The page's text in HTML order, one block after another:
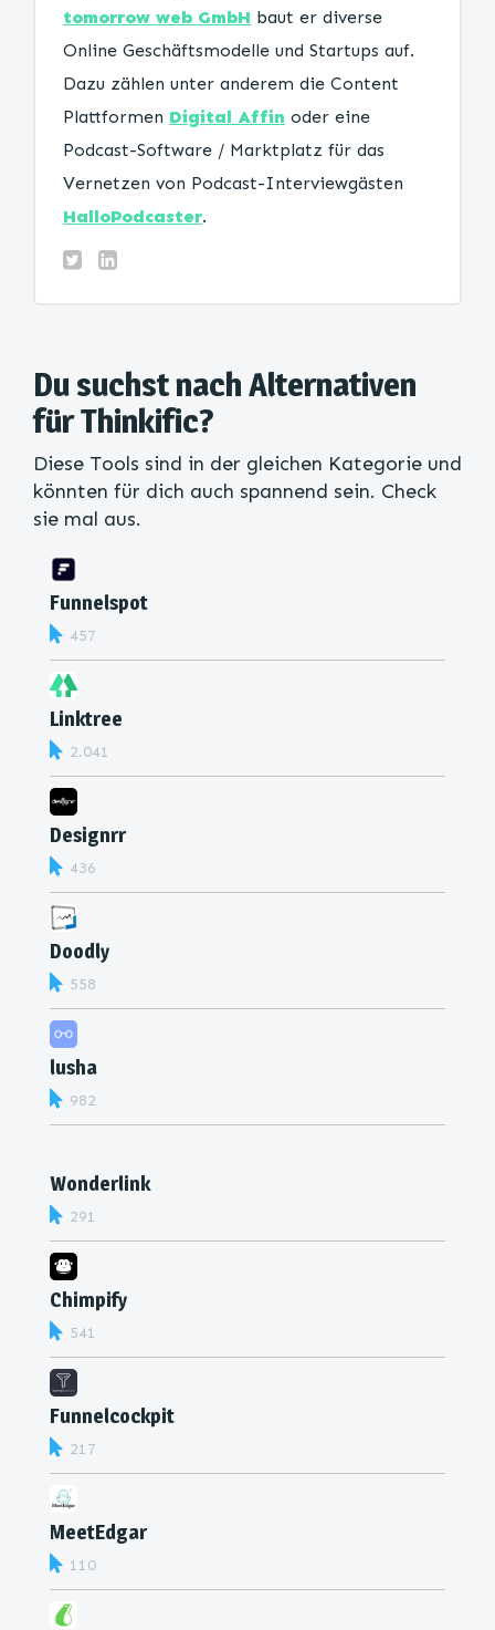
tomorrow web GmbH baut er diverse
Online Geschäftsmodelle und Startups auf.
Dazu zählen unter anderem die Content
Plattformen Digital Affin oder eine
Podcast-Software / Marktplatz für das
Vernetzen von Podcast-Interviewgästen
HalloPodcaster.
Du suchst nach Alternativen
für Thinkific?
Diese Tools sind in der gleichen Kategorie und
könnten für dich auch spannend sein. Check
sie mal aus.
Funnelspot
457
Linktree
2.041
Designrr
436
Doodly
558
lusha
982
Wonderlink
291
Chimpify
541
Funnelcockpit
217
MeetEdgar
110